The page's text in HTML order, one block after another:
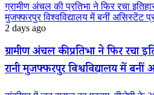
ग्रामीण अंचल की प्रतिभा ने फिर रचा
मुजफ्फरपुर विश्वविद्यालय में बनीं असिस्टेंट
2 days ago
ग्रामीण अंचल की प्रतिभा ने फिर रचा
रानी मुजफ्फरपुर विश्वविद्यालय में बनीं